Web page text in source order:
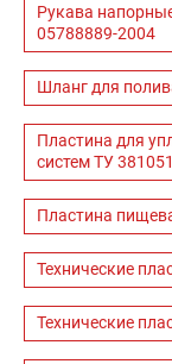
Рукава
05788889-2004
Шланг для
Пластина для
систем ТУ
Пластина
Технические
Технические